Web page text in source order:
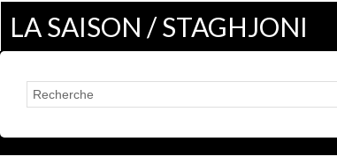
LA SAISON / STAGHJONI